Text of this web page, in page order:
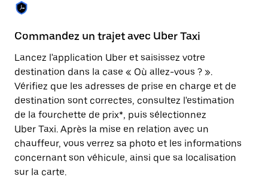
pour
fermer
calendrier.
Commandez un trajet avec Uber Taxi
Lancez l'application Uber et saisissez votre
destination dans la case « Où allez-vous ? ».
Vérifiez que les adresses de prise en charge et de
destination sont correctes, consultez l'estimation
de la fourchette de prix*, puis sélectionnez
Uber Taxi. Après la mise en relation avec un
chauffeur, vous verrez sa photo et les informations
concernant son véhicule, ainsi que sa localisation
sur la carte.